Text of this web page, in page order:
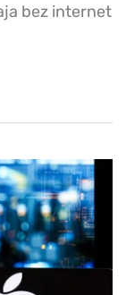
bez internet